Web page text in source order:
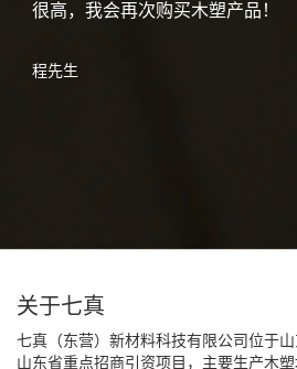
很高，我会再次购买木塑产品！
程先生
关于七真
七真（东营）新材料科技有限公司位于
山东省重点招商引资项目，主要生产木